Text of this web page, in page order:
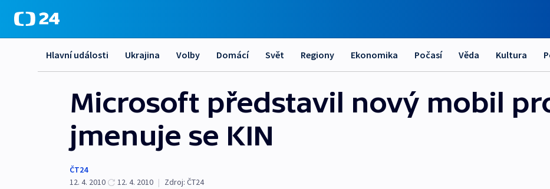
Hlavní události Ukrajina Volby Domácí Svět Regiony Ekonomika Počasí Věda Kultura
Microsoft představil nový mobil
jmenuje se KIN
ČT24
12. 4. 2010
12. 4. 2010 | Zdroj: ČT24